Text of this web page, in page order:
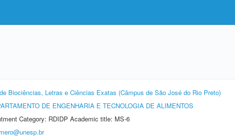
Biociências, Letras e Ciências Exatas (Câmpus de São José do Rio Preto)
DE ENGENHARIA E TECNOLOGIA DE ALIMENTOS
Category: RDIDP Academic title: MS-6